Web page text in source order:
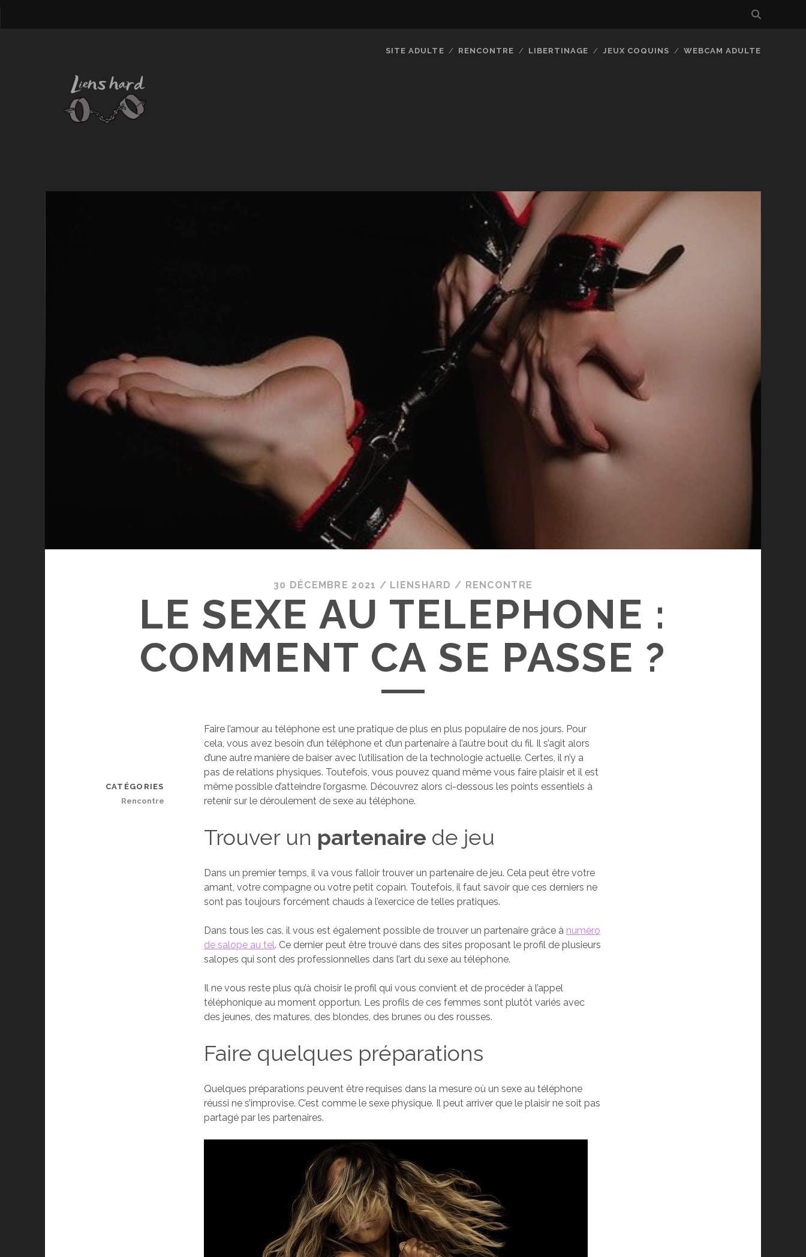
SITE ADULTE RENCONTRE LIBERTINAGE JEUX COQUINS WEBCAM ADULTE
30 DÉCEMBRE 2021 / LIENSHARD / RENCONTRE
LE SEXE AU TELEPHONE :
COMMENT CA SE PASSE ?
Faire l’amour au téléphone est une pratique de plus en plus populaire de nos jours. Pour
cela, vous avez besoin d’un téléphone et d’un partenaire à l’autre bout du fil. Il s’agit alors
d’une autre manière de baiser avec l’utilisation de la technologie actuelle. Certes, il n’y a
pas de relations physiques. Toutefois, vous pouvez quand même vous faire plaisir et il est
même possible d’atteindre l’orgasme. Découvrez alors ci-dessous les points essentiels à
retenir sur le déroulement de sexe au téléphone.
Trouver un partenaire de jeu
Dans un premier temps, il va vous falloir trouver un partenaire de jeu. Cela peut être votre
amant, votre compagne ou votre petit copain. Toutefois, il faut savoir que ces derniers ne
sont pas toujours forcément chauds à l’exercice de telles pratiques.
Dans tous les cas, il vous est également possible de trouver un partenaire grâce à numéro
de salope au tel. Ce dernier peut être trouvé dans des sites proposant le profil de plusieurs
salopes qui sont des professionnelles dans l’art du sexe au téléphone.
Il ne vous reste plus qu’à choisir le profil qui vous convient et de procéder à l’appel
téléphonique au moment opportun. Les profils de ces femmes sont plutôt variés avec
des jeunes, des matures, des blondes, des brunes ou des rousses.
Faire quelques préparations
Quelques préparations peuvent être requises dans la mesure où un sexe au téléphone
réussi ne s’improvise. C’est comme le sexe physique. Il peut arriver que le plaisir ne soit pas
partagé par les partenaires.
CATÉGORIES
Rencontre